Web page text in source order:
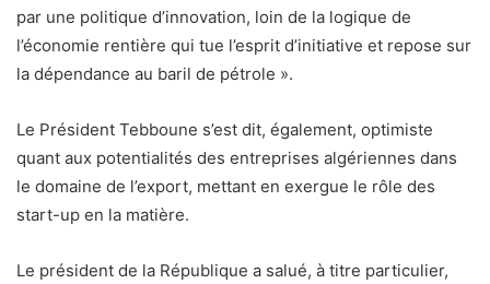
par une politique d’innovation, loin de la logique de
l’économie rentière qui tue l’esprit d’initiative et repose sur
la dépendance au baril de pétrole ».
Le Président Tebboune s’est dit, également, optimiste
quant aux potentialités des entreprises algériennes dans
le domaine de l’export, mettant en exergue le rôle des
start-up en la matière.
Le président de la République a salué, à titre particulier,